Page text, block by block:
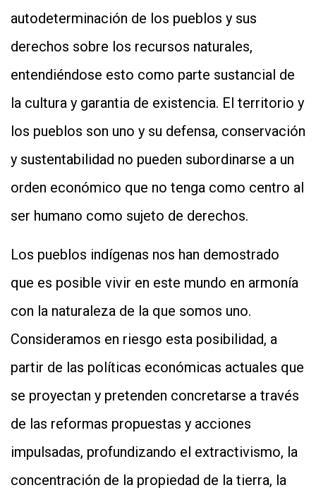
autodeterminación de los pueblos y sus
derechos sobre los recursos naturales,
entendiéndose esto como parte sustancial de
la cultura y garantia de existencia. El territorio y
los pueblos son uno y su defensa, conservación
y sustentabilidad no pueden subordinarse a un
orden económico que no tenga como centro al
ser humano como sujeto de derechos.
Los pueblos indígenas nos han demostrado
que es posible vivir en este mundo en armonía
con la naturaleza de la que somos uno.
Consideramos en riesgo esta posibilidad, a
partir de las políticas económicas actuales que
se proyectan y pretenden concretarse a través
de las reformas propuestas y acciones
impulsadas, profundizando el extractivismo, la
concentración de la propiedad de la tierra, la